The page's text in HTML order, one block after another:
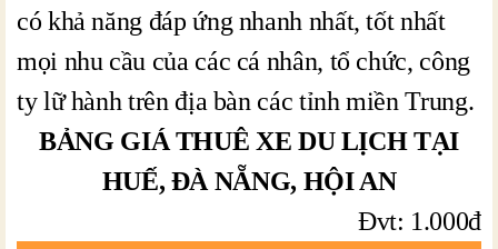
có khả năng đáp ứng nhanh nhất, tốt nhất
mọi nhu cầu của các cá nhân, tổ chức, công
ty lữ hành trên địa bàn các tỉnh miền Trung.
BẢNG GIÁ THUÊ XE DU LỊCH TẠI
HUẾ, ĐÀ NẴNG, HỘI AN
Đvt: 1.000đ